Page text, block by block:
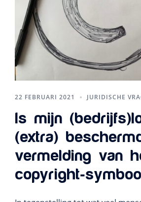
22 FEBRUARI 2021 JURIDISCHE
Is mijn
(extra)
vermelding van
copyright-